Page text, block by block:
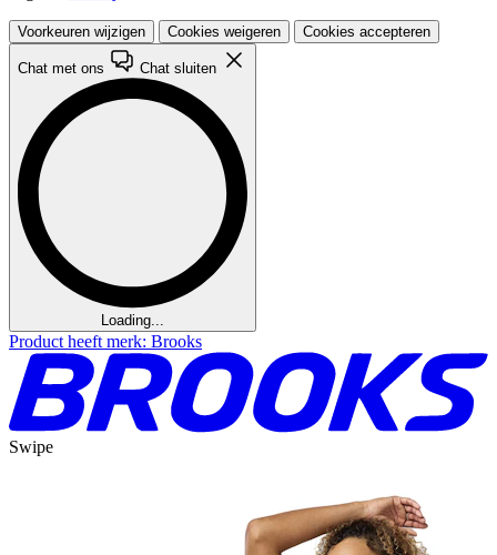
Voorkeuren wijzigen Cookies weigeren Cookies accepteren
Chat met ons Chat sluiten
Loading...
Product heeft merk: Brooks
Swipe